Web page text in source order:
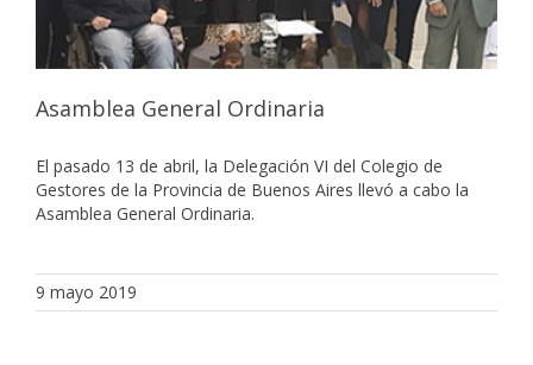
Asamblea General Ordinaria
El pasado 13 de abril, la Delegación VI del Colegio de
Gestores de la Provincia de Buenos Aires llevó a cabo la
Asamblea General Ordinaria.
9 mayo 2019